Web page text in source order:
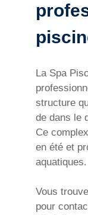
La Spa
structure
de dans le
Ce
en été et
aquatiques.
Vous
pour